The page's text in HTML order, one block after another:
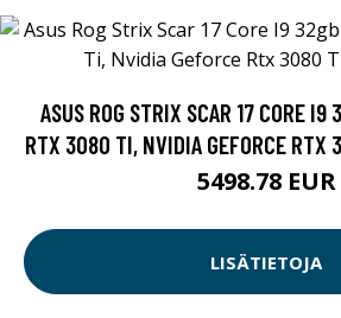
ASUS ROG STRIX SCAR 17 CORE
RTX 3080 TI, NVIDIA GEFORCE
5498.78 EUR
LISÄTIETOJA